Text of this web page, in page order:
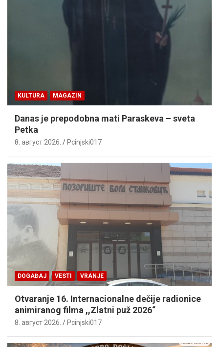
KULTURA MAGAZIN
Danas je prepodobna mati Paraskeva – sveta
Petka
8. август 2026. Pcinjski017
DOGAĐAJ VESTI VRANJE
Otvaranje 16. Internacionalne dečije radionice
animiranog filma ,,Zlatni puž 2026“
8. август 2026. Pcinjski017